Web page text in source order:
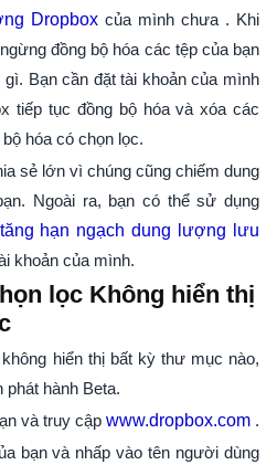
Dropbox của mình chưa . Khi
đồng bộ hóa các tệp của bạn
Bạn cần đặt tài khoản của mình
tiếp tục đồng bộ hóa và xóa các
hóa có chọn lọc.
sẻ lớn vì chúng cũng chiếm dung
Ngoài ra, bạn có thể sử dụng
tăng hạn ngạch dung lượng lưu
khoản của mình.
lọc Không hiển thị
hiển thị bất kỳ thư mục nào,
phát hành Beta.
và truy cập www.dropbox.com .
bạn và nhấp vào tên người dùng